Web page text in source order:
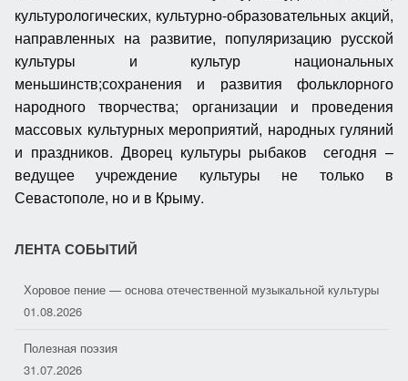
культурологических, культурно-образовательных акций,
направленных на развитие, популяризацию русской
культуры и культур национальных
меньшинств;сохранения и развития фольклорного
народного творчества; организации и проведения
массовых культурных мероприятий, народных гуляний
и праздников. Дворец культуры рыбаков сегодня –
ведущее учреждение культуры не только в
Севастополе, но и в Крыму.
ЛЕНТА СОБЫТИЙ
Хоровое пение — основа отечественной музыкальной культуры
Полезная поэзия
География добра